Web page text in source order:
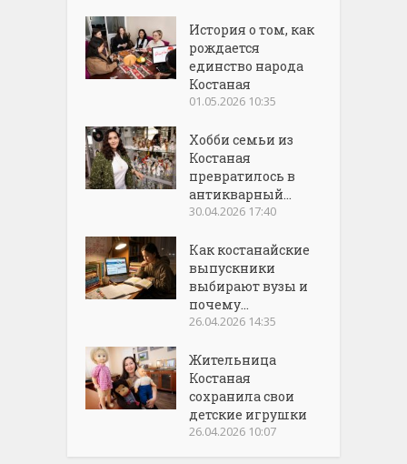
История о том, как
рождается
единство народа
Костаная
01.05.2026 10:35
Хобби семьи из
Костаная
превратилось в
антикварный...
30.04.2026 17:40
Как костанайские
выпускники
выбирают вузы и
почему...
26.04.2026 14:35
Жительница
Костаная
сохранила свои
детские игрушки
26.04.2026 10:07